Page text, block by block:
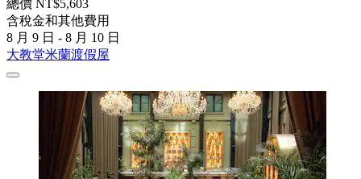
總價 NT$5,603
含稅金和其他費用
8 月 9 日 - 8 月 10 日
大教堂米蘭渡假屋